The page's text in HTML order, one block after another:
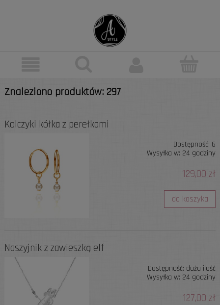
Znaleziono produktów: 297
Kolczyki kółka z perełkami
Dostępność: 6
Wysyłka w: 24 godziny
129,00 zł
do koszyka
Naszyjnik z zawieszką elf
Dostępność: duża ilość
Wysyłka w: 24 godziny
127,00 zł